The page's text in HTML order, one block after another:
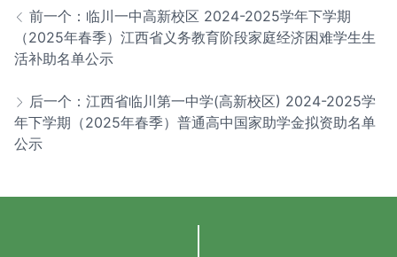
前一个：临川一中高新校区 2024-2025学年下学期
（2025年春季）江西省义务教育阶段家庭经济困难学生生
活补助名单公示
后一个：江西省临川第一中学(高新校区) 2024-2025学
年下学期（2025年春季）普通高中国家助学金拟资助名单
公示